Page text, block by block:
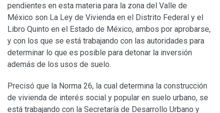
pendientes en esta materia para la zona del Valle de
México son La Ley de Vivienda en el Distrito Federal y el
Libro Quinto en el Estado de México, ambos por aprobarse,
y con los que se está trabajando con las autoridades para
determinar lo que es posible para detonar la inversión
además de los usos de suelo.
Precisó que la Norma 26, la cual determina la construcción
de vivienda de interés social y popular en suelo urbano, se
está trabajando con la Secretaría de Desarrollo Urbano y